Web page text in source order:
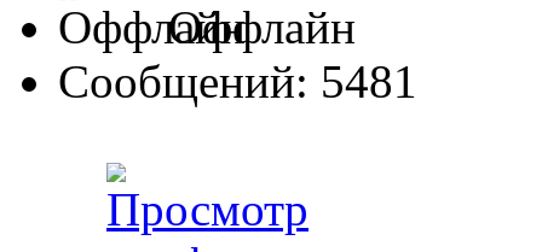
Оффлайн
Сообщений: 5481